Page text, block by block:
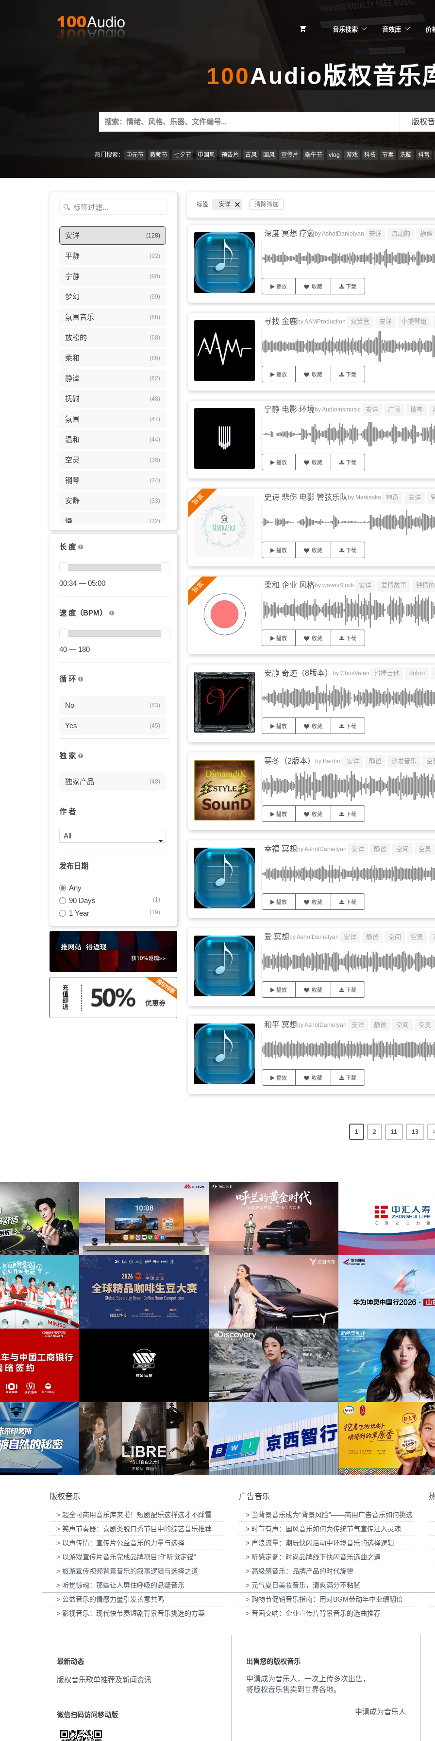
音乐搜索 音效库 价
100Audio版权音乐
Search
for:
版权
热门搜索： 中元节 教师节 七夕节 中国风 预告片 古风 国风 宣传片 端午节 vlog 游戏 科技 节奏 洗脑 抖音
安详 (128)
平静 (92)
宁静 (90)
梦幻 (69)
氛围音乐 (68)
放松的 (68)
柔和 (66)
静谧 (62)
抚慰 (48)
氛围 (47)
温和 (44)
空灵 (38)
钢琴 (34)
安静 (33)
慢 (32)
舒缓
冥想
沉思
驰放
背景 (21)
影视 (21)
振奋 (19)
浪漫
空间 (18)
抒情
轻松
治愈 (16)
温暖 (16)
煽情 (15)
激励 (15)
正能量
新世纪
精美 (10)
励志的 (10)
轻盈 (10)
(10)
唯美 (9)
优雅 (9)
怀旧
和声 (8)
深思的
(7)
沙发音乐 (7)
宇宙的
黑暗 (6)
流动的 (6)
钟情的 (6)
伤感 (6)
放松 (6)
温柔
都市
长 度
00:34 — 05:00
速 度（BPM）
40 — 180
循 环
No (83)
Yes (45)
独 家
独家产品 (48)
作 者
All
发布日期
Any
90 Days
(1)
1 Year (19)
标签: 安详 清除筛选
深度 冥想 疗愈byAshotDanielyan 安详 流动的 静谧
播放 收藏 下载
寻找 金鹿byAAMProduction 双簧管 安详 小提琴组
播放 收藏 下载
宁静 电影 环境byAudioinsmusic 安详 广阔 精神
播放 收藏 下载
史诗 悲伤 电影 管弦乐队 by Markaska 神奇 安详
播放 收藏 下载
柔和 企业 风格by wavesStock 安详 爱情故事 钟情的
播放 收藏 下载
安静 奇迹（8版本） by ChrisValen 滑棒吉他 dobro
播放 收藏 下载
寒冬（2版本） by Bardim 安详 静谧 沙发音乐 空
播放 收藏 下载
幸福 冥想byAshotDanielyan 安详 静谧 空间 空灵
播放 收藏 下载
爱 冥想byAshotDanielyan 安详 静谧 空间 空灵
播放 收藏 下载
和平 冥想byAshotDanielyan 安详 静谧 空间 空灵
播放 收藏 下载
1 2 11 13
为智慧屏Mate TV鸿蒙智家发布会提供音
乐版权
为东风奕派M8上市发布会项目提供音乐版权 为中汇人寿三周年宣传项目提供音乐版权
中国之选”全球精品咖啡生豆大赛提供
音乐版权
为岚图泰山X8上市发布会互动项目提供音乐
为华为中国行2026山东站传播项目提供音乐
版权
为光明优加x上海
目提
至航空科技公司产品宣传项目提供音乐版
权
为Discovery expedition北京店铺活动提供音
乐版权
为新希望乳业唐钱婷品牌代言项目提供音乐版
为大众汽车ID与
欧莱雅-YSL LIBRE「自由之水」妇女节宣
传项目提供音乐版权
为张家口京西智行科技BWI媒体3D动画科普
项目提供音乐版权
为伊利宫酪中规格奶皮子酸奶TVC拍摄提供音
乐版权
为国泰海通证券上
版权音乐
> 超全可商用音乐库来啦！短剧配乐这样选才不踩雷
> 笑声节奏器：喜剧类脱口秀节目中的综艺音乐推荐
> 以声传情：宣传片公益音乐的力量与选择
> 以游戏宣传片音乐完成品牌项目的“听觉定锚”
> 旅游宣传视频背景音乐的叙事逻辑与选择之道
> 听觉惊魂：那些让人屏住呼吸的悬疑音乐
> 公益音乐的情感力量引发善意共鸣
> 影视音乐：现代快节奏短剧背景音乐挑选的方案
广告音乐
> 当背景音乐成为“背景风险”——商用广告音乐如何挑选
> 时节有声：国风音乐如何为传统节气宣传注入灵魂
> 声浪流量：潮玩快闪活动中环境音乐的选择逻辑
> 听感定调：时尚品牌线下快闪音乐选曲之道
> 高级感音乐：品牌产品的时代旋律
> 元气夏日美妆音乐，清爽满分不粘腻
> 购物节促销音乐指南：用对BGM带动年中业绩翻倍
> 音画交响：企业宣传片背景音乐的选曲推荐
最新动态
版权音乐歌单推荐及新闻资讯
微信扫码访问移动版
出售您的版权音乐
申请成为音乐人，一次上传多次出售，
将版权音乐售卖到世界各地。
申请成为音乐人